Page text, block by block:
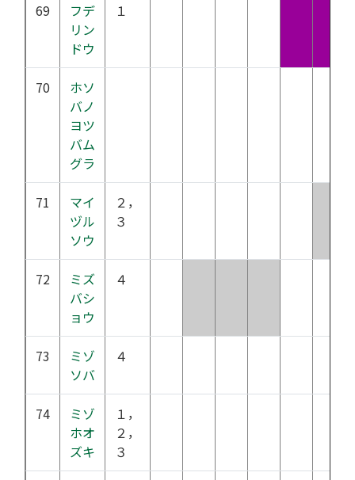
69
フデ
リン
ドウ
１
70
ホソ
バノ
ヨツ
バム
グラ
71
マイ
ヅル
ソウ
２，
３
72
ミズ
バシ
ョウ
４
73
ミゾ
ソバ
４
74
ミゾ
ホオ
ズキ
１，
２，
３